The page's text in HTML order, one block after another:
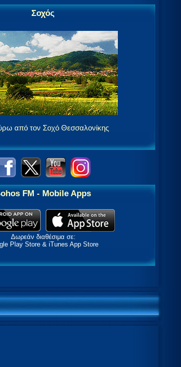
Σοχός
από τον Σοχό Θεσσαλονίκης
FM - Mobile Apps
Δωρεάν διαθέσιμα σε:
Play Store & iTunes App Store